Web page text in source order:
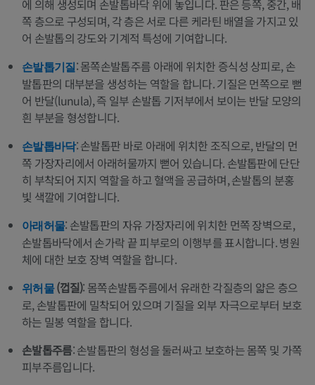
에 의해 생성되며 손발톱바닥 위에 놓입니다. 판은 등쪽, 중간, 배
쪽 층으로 구성되며, 각 층은 서로 다른 케라틴 배열을 가지고 있
어 손발톱의 강도와 기계적 특성에 기여합니다.
손발톱기질: 몸쪽손발톱주름 아래에 위치한 증식성 상피로, 손
발톱판의 대부분을 생성하는 역할을 합니다. 기질은 먼쪽으로 뻗
어 반달(lunula), 즉 일부 손발톱 기저부에서 보이는 반달 모양의
흰 부분을 형성합니다.
손발톱바닥: 손발톱판 바로 아래에 위치한 조직으로, 반달의 먼
쪽 가장자리에서 아래허물까지 뻗어 있습니다. 손발톱판에 단단
히 부착되어 지지 역할을 하고 혈액을 공급하며, 손발톱의 분홍
빛 색깔에 기여합니다.
아래허물: 손발톱판의 자유 가장자리에 위치한 먼쪽 장벽으로,
손발톱바닥에서 손가락 끝 피부로의 이행부를 표시합니다. 병원
체에 대한 보호 장벽 역할을 합니다.
위허물(껍질): 몸쪽손발톱주름에서 유래한 각질층의 얇은 층으
로, 손발톱판에 밀착되어 있으며 기질을 외부 자극으로부터 보호
하는 밀봉 역할을 합니다.
손발톱주름: 손발톱판의 형성을 둘러싸고 보호하는 몸쪽 및 가쪽
피부주름입니다.